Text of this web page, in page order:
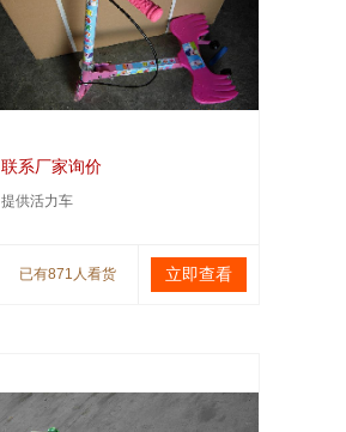
联系厂家询价
提供活力车
已有871人看货 立即查看